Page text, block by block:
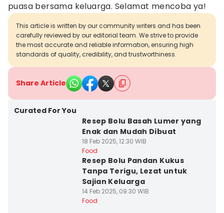
puasa bersama keluarga. Selamat mencoba ya!
This article is written by our community writers and has been
carefully reviewed by our editorial team. We strive to provide
the most accurate and reliable information, ensuring high
standards of quality, credibility, and trustworthiness.
Share Article
Curated For You
Resep Bolu Basah Lumer yang
Enak dan Mudah Dibuat
18 Feb 2025, 12:30 WIB
Food
Resep Bolu Pandan Kukus
Tanpa Terigu, Lezat untuk
Sajian Keluarga
14 Feb 2025, 09:30 WIB
Food